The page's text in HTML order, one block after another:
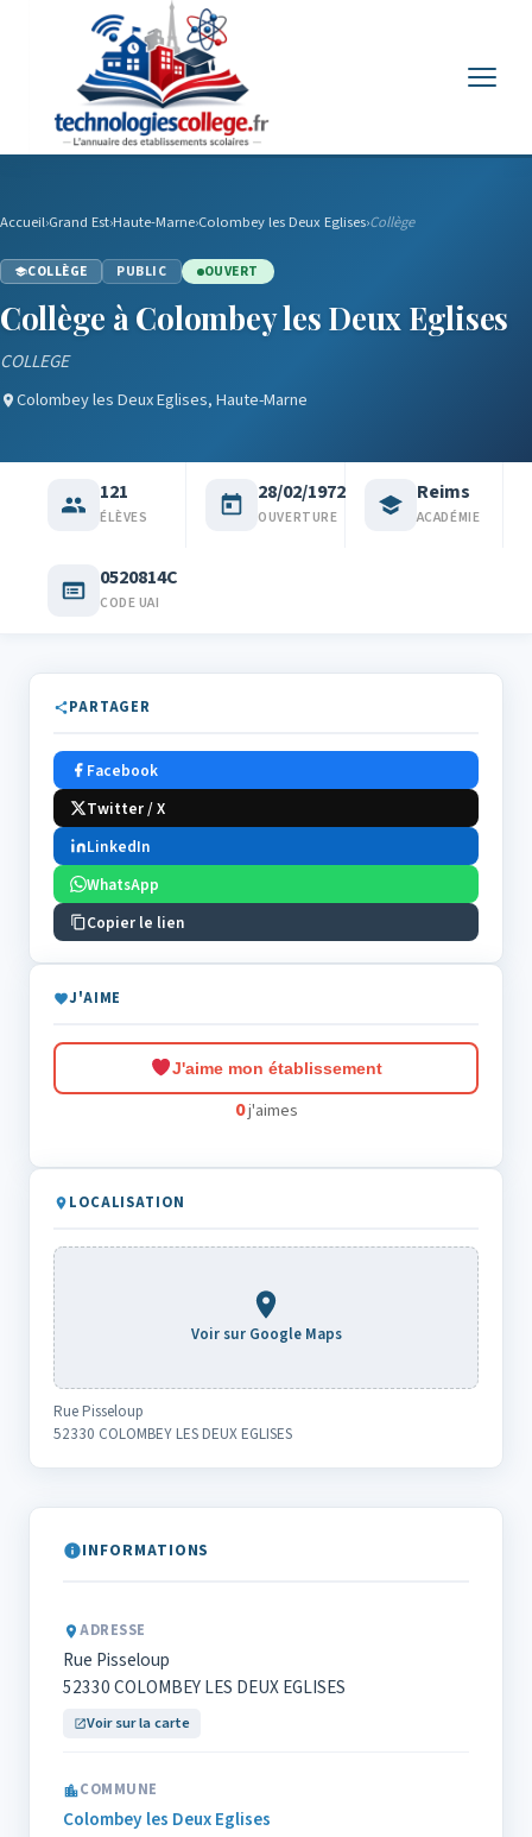
Accueil›Grand Est›Haute-Marne›Colombey les Deux Eglises›Collège
COLLÈGE PUBLIC OUVERT
Collège à Colombey les Deux Eglises
COLLEGE
Colombey les Deux Eglises, Haute-Marne
121
ÉLÈVES
28/02/1972
OUVERTURE
Reims
ACADÉMIE
0520814C
CODE UAI
INFORMATIONS
ADRESSE
Rue Pisseloup
52330 COLOMBEY LES DEUX EGLISES
Voir sur la carte
COMMUNE
Colombey les Deux Eglises
PARTAGER
Facebook
Twitter / X
LinkedIn
WhatsApp
Copier le lien
J'AIME
J'aime mon établissement
0j'aimes
LOCALISATION
Voir sur Google Maps
Rue Pisseloup
52330 COLOMBEY LES DEUX EGLISES